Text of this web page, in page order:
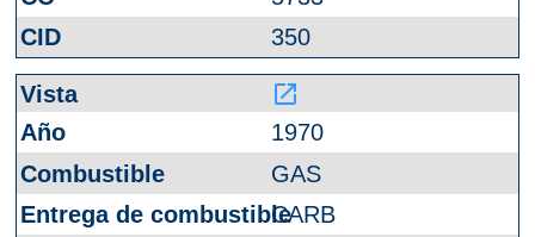
350
launch
1970
GAS
CARB